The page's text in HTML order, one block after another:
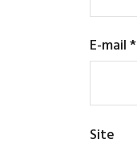
E-mail*
Site